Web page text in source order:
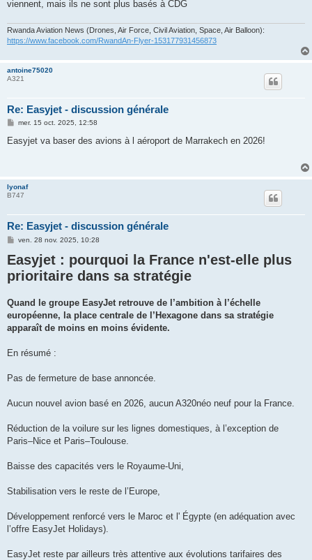
g
viennent, mais ils ne sont plus basés à CDG
Rwanda Aviation News (Drones, Air Force, Civil Aviation, Space, Air Balloon):
https://www.facebook.com/RwandAn-Flyer-153177931456873
antoine75020
A321
Re: Easyjet - discussion générale
M
s
mer. 15 oct. 2025, 12:58
Easyjet va baser des avions à l aéroport de Marrakech en 2026!
lyonaf
B747
Re: Easyjet - discussion générale
M
s
s
a
g
ven. 28 nov. 2025, 10:28
Easyjet : pourquoi la France n'est-elle plus
prioritaire dans sa stratégie
Quand le groupe EasyJet retrouve de l’ambition à l’échelle
européenne, la place centrale de l’Hexagone dans sa stratégie
apparaît de moins en moins évidente.
En résumé :
Pas de fermeture de base annoncée.
Aucun nouvel avion basé en 2026, aucun A320néo neuf pour la France.
Réduction de la voilure sur les lignes domestiques, à l’exception de
Paris–Nice et Paris–Toulouse.
Baisse des capacités vers le Royaume-Uni,
Stabilisation vers le reste de l’Europe,
Développement renforcé vers le Maroc et l' Égypte (en adéquation avec
l’offre EasyJet Holidays).
EasyJet reste par ailleurs très attentive aux évolutions tarifaires des